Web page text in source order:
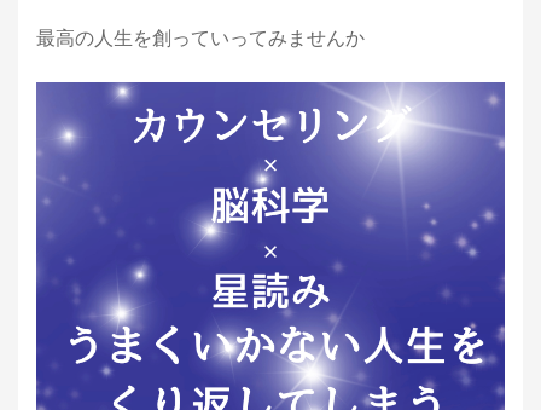
最高の人生を創っていってみませんか